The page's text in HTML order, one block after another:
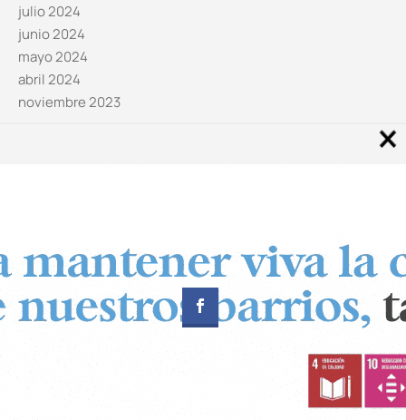
julio 2024
junio 2024
mayo 2024
abril 2024
noviembre 2023